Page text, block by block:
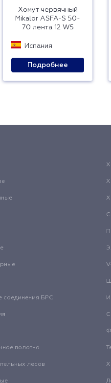
Хомут червячный
Mikalor ASFA-S 50-
70 лента 12 W5
Испания
Подробнее
соединения БРС
полотно
лесов